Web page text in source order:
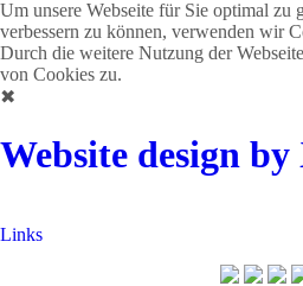
Um unsere Webseite für Sie optimal zu
verbessern zu können, verwenden wir
Durch die weitere Nutzung der
von Cookies zu.
✖
Website design
Links